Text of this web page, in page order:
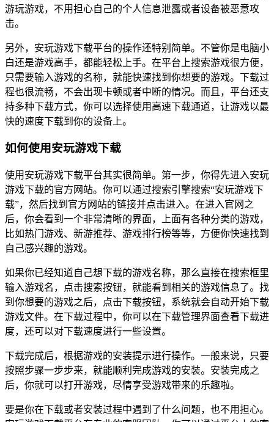
游玩游戏，不用担心自己的个人信息泄露或者设备被恶意攻
击。
另外，安玩游戏下载平台的操作还特别简单。不管你是电脑小
白还是游戏高手，都能轻松上手。在平台上搜索游戏很方便，
只需要输入游戏的名称，就能快速找到你想要的游戏。下载过
程也很流畅，不会出现卡顿或者中断的情况。而且，平台还支
持多种下载方式，你可以选择使用高速下载通道，让游戏以最
快的速度下载到你的设备上。
如何使用安玩游戏下载
使用安玩游戏下载平台其实很简单。第一步，你得先进入安玩
游戏下载的官方网站。你可以通过搜索引擎搜索“安玩游戏下
载”，然后找到官方网站的链接并点击进入。在进入官网之
后，你会看到一个非常清晰的界面，上面有各种分类的游戏，
比如热门游戏、新游推荐、游戏排行榜等等，方便你快速找到
自己感兴趣的游戏。
如果你已经知道自己想下载的游戏名称，那么直接在搜索框里
输入游戏名，点击搜索按钮，就能看到相关的游戏信息了。找
到你想要的游戏之后，点击下载按钮，系统就会自动开始下载
游戏文件。在下载过程中，你可以在下载管理界面查看下载进
度，还可以对下载速度进行一些设置。
下载完成后，根据游戏的安装提示进行操作。一般来说，只要
按照步骤一步步来，就能顺利完成游戏的安装。安装完成之
后，你就可以打开游戏，尽情享受游戏带来的乐趣啦。
要是你在下载或者安装过程中遇到了什么问题，也不用担心。